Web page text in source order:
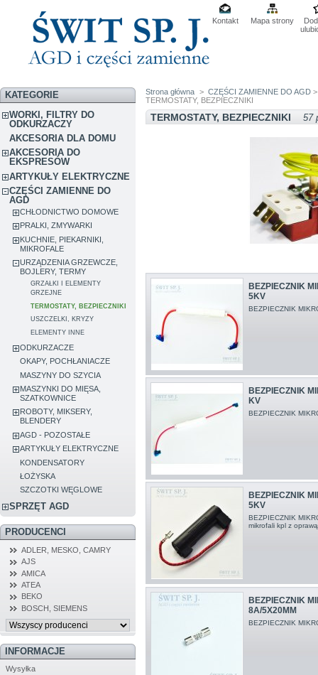
Kontakt Mapa strony
KATEGORIE
WORKI, FILTRY DO
ODKURZACZY
AKCESORIA DLA DOMU
AKCESORIA DO
EKSPRESÓW
ARTYKUŁY ELEKTRYCZNE
CZĘŚCI ZAMIENNE DO
AGD
CHŁODNICTWO DOMOWE
PRALKI, ZMYWARKI
KUCHNIE, PIEKARNIKI,
MIKROFALE
URZĄDZENIA GRZEWCZE,
BOJLERY, TERMY
GRZAŁKI I ELEMENTY
GRZEJNE
TERMOSTATY, BEZPIECZNIKI
USZCZELKI, KRYZY
ELEMENTY INNE
ODKURZACZE
OKAPY, POCHŁANIACZE
MASZYNY DO SZYCIA
MASZYNKI DO MIĘSA,
SZATKOWNICE
ROBOTY, MIKSERY,
BLENDERY
AGD - POZOSTAŁE
ARTYKUŁY ELEKTRYCZNE
KONDENSATORY
ŁOŻYSKA
SZCZOTKI WĘGLOWE
SPRZĘT AGD
PRODUCENCI
ADLER, MESKO, CAMRY
AJS
AMICA
ATEA
BEKO
BOSCH, SIEMENS
INFORMACJE
Wysyłka
Strona główna > CZĘŚCI ZAMIENNE DO AGD
TERMOSTATY, BEZPIECZNIKI
TERMOSTATY, BEZPIECZNIKI 57
BEZPIECZNIK
5KV
BEZPIECZNIK
BEZPIECZNIK
KV
BEZPIECZNIK
BEZPIECZNIK
5KV
BEZPIECZNIK
mikrofali kpl z
BEZPIECZNIK
8A/5X20MM
BEZPIECZNIK